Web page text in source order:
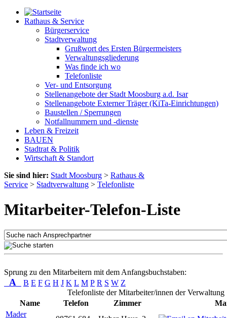
Rathaus & Service
Bürgerservice
Stadtverwaltung
Grußwort des Ersten Bürgermeisters
Verwaltungsgliederung
Was finde ich wo
Telefonliste
Ver- und Entsorgung
Stellenangebote der Stadt Moosburg a.d. Isar
Stellenangebote Externer Träger (KiTa-Einrichtungen)
Baustellen / Sperrungen
Notfallnummern und -dienste
Leben & Freizeit
BAUEN
Stadtrat & Politik
Wirtschaft & Standort
Sie sind hier: Stadt Moosburg > Rathaus &
Service > Stadtverwaltung > Telefonliste
Mitarbeiter-Telefon-Liste
Sprung zu den Mitarbeitern mit dem Anfangsbuchstaben:
A B E F G H J K L M P R S W Z
Telefonliste der Mitarbeiter/innen der Verwaltung
Name
Telefon Zimmer
Mader